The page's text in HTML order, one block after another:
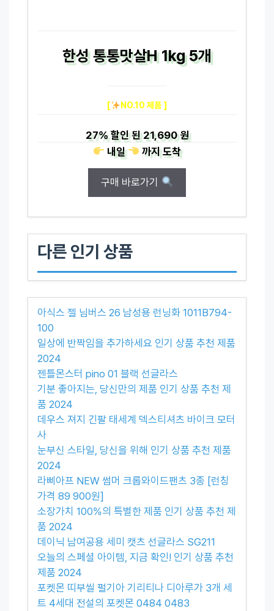
한성 통통맛살H 1kg 5개
[ NO.10 제품 ]
27%할인 된21,690 원
내일
까지도착
구매 바로가기
다른 인기 상품
아식스 젤 님버스 26 남성용 런닝화 1011B794-
100
일상에 반짝임을 추가하세요 인기 상품 추천 제품
2024
젠틀몬스터 pino 01 블랙 선글라스
기분 좋아지는, 당신만의 제품 인기 상품 추천 제
품 2024
데우스 져지 긴팔 태세계 덱스티셔츠 바이크 모터
사
눈부신 스타일, 당신을 위해 인기 상품 추천 제품
2024
라삐아프 NEW 썸머 크롭와이드팬츠 3종 [런칭
가격 89 900원]
소장가치 100%의 특별한 제품 인기 상품 추천 제
품 2024
데이닉 남여공용 세미 캣츠 선글라스 SG211
오늘의 스페셜 아이템, 지금 확인! 인기 상품 추천
제품 2024
포켓몬 띠부씰 펄기아 기리티나 디아루가 3개 세
트 4세대 전설의 포켓몬 0484 0483